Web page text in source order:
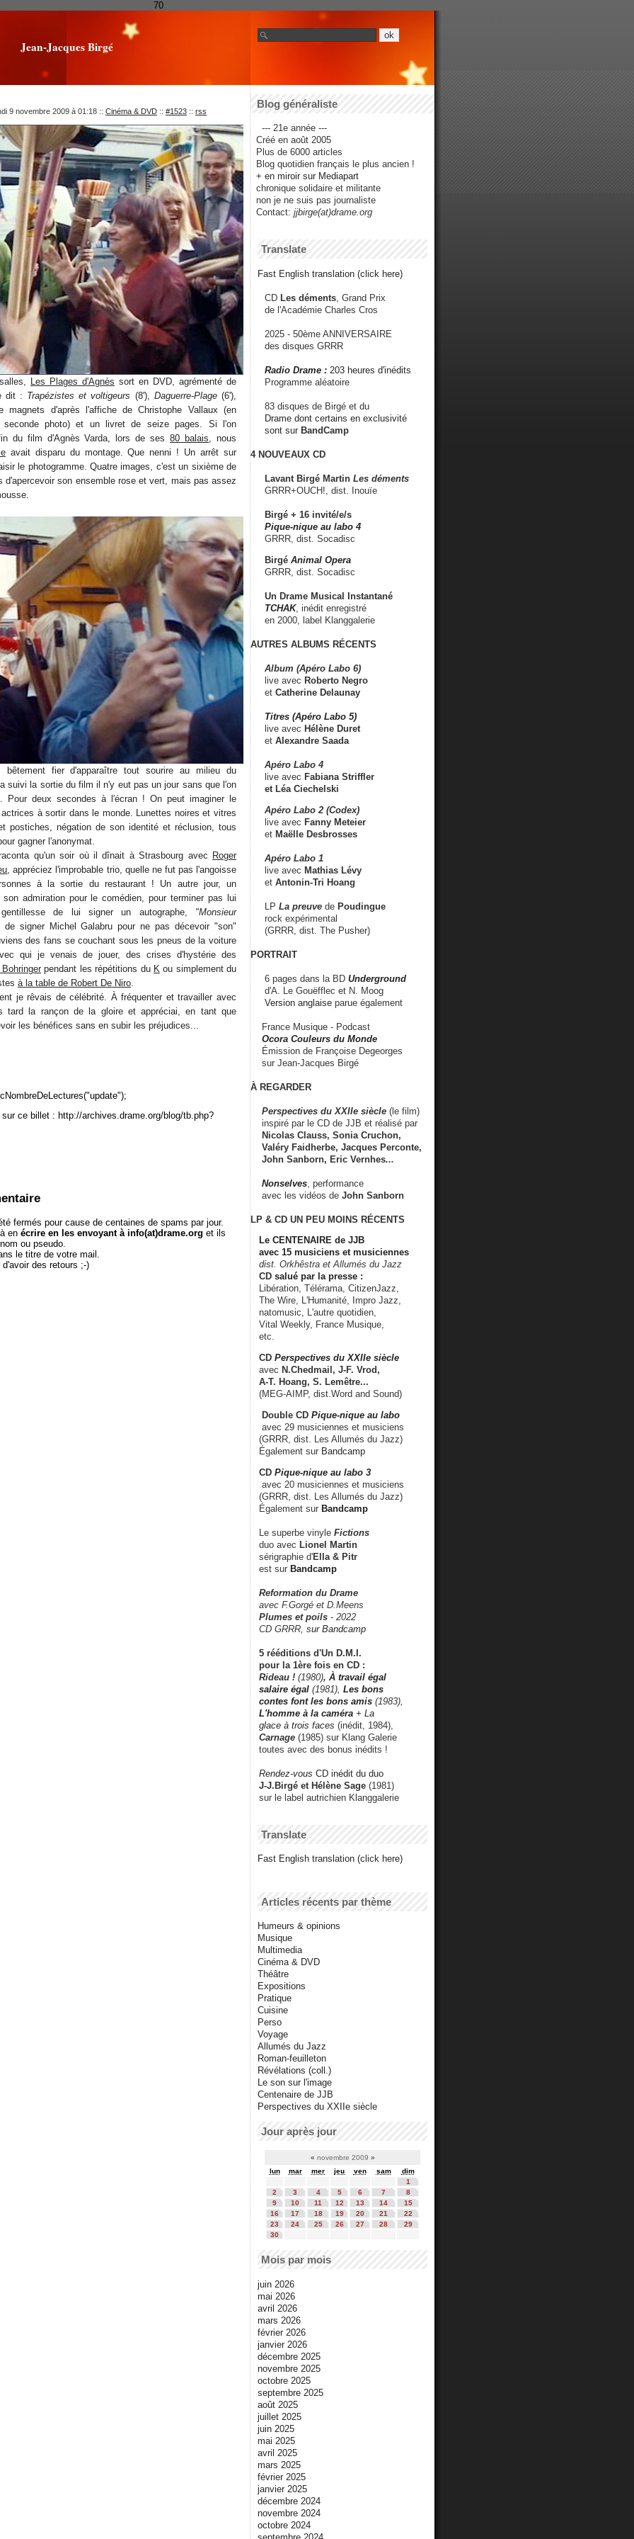
70
Jean-Jacques Birgé
9 novembre 2009 à 01:18 :: Cinéma & DVD :: #1523 :: rss
Les Plages d'Agnès sort en DVD, agrémenté de
dit : Trapézistes et voltigeurs (8'), Daguerre-Plage(6'),
magnets d'après l'affiche de Christophe Vallaux (en
photo) et un livret de seize pages. Si l'on
du film d'Agnès Varda, lors de ses80 balais , nous
avait disparu du montage. Que nenni ! Un arrêt sur
le photogramme. Quatre images, c'est un sixième de
d'apercevoir son ensemble rose et vert, mais pas assez
fier d'apparaître tout sourire au milieu du
suivi la sortie du film il n'y eut pas un jour sans que l'on
Pour deux secondes à l'écran ! On peut imaginer le
à sortir dans le monde. Lunettes noires et vitres
postiches, négation de son identité et réclusion, tous
gagner l'anonymat.
qu'un soir où il dînait à Strasbourg avec Roger
, appréciez l'improbable trio, quelle ne fut pas l'angoisse
à la sortie du restaurant ! Un autre jour, un
admiration pour le comédien, pour terminer pas lui
de lui signer un autographe, "Monsieur
de signer Michel Galabru pour ne pas décevoir "son"
des fans se couchant sous les pneus de la voiture
qui je venais de jouer, des crises d'hystérie des
Bohringer pendant les répétitions du K ou simplement du
à la table de Robert De Niro
je rêvais de célébrité. À fréquenter et travailler avec
tard la rançon de la gloire et appréciai, en tant que
les bénéfices sans en subir les préjudices...
ce billet : http://archives.drame.org/blog/tb.php?
fermés pour cause de centaines de spams par jour.
en écrire en les envoyant à info(at)drame.org et ils
ou pseudo.
le titre de votre mail.
des retours ;-)
Blog généraliste
--- 21e année ---
Créé en août 2005
Plus de 6000 articles
Blog quotidien français le plus ancien !
+ en miroir sur Mediapart
chronique solidaire et militante
non je ne suis pas journaliste
Contact: jjbirge(at)drame.org
Translate
Fast English translation (click here)
CD Les déments , Grand Prix
de l'Académie Charles Cros
2025 - 50ème ANNIVERSAIRE
des disques GRRR
Radio Drame : 203 heures d'inédits
Programme aléatoire
83 disques de Birgé et du
Drame dont certains en exclusivité
sont sur BandCamp
4 NOUVEAUX CD
Lavant Birgé Martin Les déments
GRRR+OUCH!, dist. Inouïe
Birgé + 16 invité/e/s
Pique-nique au labo 4
GRRR, dist. Socadisc
Birgé Animal Opera
GRRR, dist. Socadisc
Un Drame Musical Instantané
TCHAK, inédit enregistré
en 2000, label Klanggalerie
AUTRES ALBUMS RÉCENTS
Album (Apéro Labo 6)
live avec Roberto Negro
et Catherine Delaunay
Titres (Apéro Labo 5)
live avec Hélène Duret
et Alexandre Saada
Apéro Labo 4
live avec Fabiana Striffler
et Léa Ciechelski
Apéro Labo 2 (Codex)
live avec Fanny Meteier
et Maëlle Desbrosses
Apéro Labo 1
live avec Mathias Lévy
et Antonin-Tri Hoang
LP La preuve de Poudingue
rock expérimental
(GRRR, dist. The Pusher)
PORTRAIT
6 pages dans la BD Underground
d'A. Le Gouëfflec et N. Moog
Version anglaise parue également
France Musique - Podcast
Ocora Couleurs du Monde
Émission de Françoise Degeorges
sur Jean-Jacques Birgé
À REGARDER
Perspectives du XXIIe siècle (le film)
inspiré par le CD de JJB et réalisé par
Nicolas Clauss, Sonia Cruchon,
Valéry Faidherbe, Jacques Perconte,
John Sanborn, Eric Vernhes...
Nonselves , performance
avec les vidéos de John Sanborn
LP & CD UN PEU MOINS RÉCENTS
Le CENTENAIRE de JJB
avec 15 musiciens et musiciennes
dist. Orkhêstra et Allumés du Jazz
CD salué par la presse :
Libération, Télérama, CitizenJazz,
The Wire, L'Humanité, Impro Jazz,
natomusic, L'autre quotidien,
Vital Weekly, France Musique,
etc.
CD Perspectives du XXIIe siècle
avec N.Chedmail, J-F. Vrod,
A-T. Hoang, S. Lemêtre...
(MEG-AIMP, dist.Word and Sound)
Double CD Pique-nique au labo
avec 29 musiciennes et musiciens
(GRRR, dist. Les Allumés du Jazz)
Également sur Bandcamp
CD Pique-nique au labo 3
avec 20 musiciennes et musiciens
(GRRR, dist. Les Allumés du Jazz)
Également sur Bandcamp
Le superbe vinyle Fictions
duo avec Lionel Martin
sérigraphie d'Ella & Pitr
est sur Bandcamp
Reformation du Drame
avec F.Gorgé et D.Meens
Plumes et poils - 2022
CD GRRR, sur Bandcamp
5 rééditions d'Un D.M.I.
pour la 1ère fois en CD :
Rideau ! (1980), À travail égal
salaire égal (1981), Les bons
contes font les bons amis (1983),
L'homme à la caméra + La
glace à trois faces (inédit, 1984),
Carnage (1985) sur Klang Galerie
toutes avec des bonus inédits !
Rendez-vous CD inédit du duo
J-J.Birgé et Hélène Sage (1981)
sur le label autrichien Klanggalerie
Translate
Fast English translation (click here)
Articles récents par thème
Humeurs & opinions
Musique
Multimedia
Cinéma & DVD
Théâtre
Expositions
Pratique
Cuisine
Perso
Voyage
Allumés du Jazz
Roman-feuilleton
Révélations (coll.)
Le son sur l'image
Centenaire de JJB
Perspectives du XXIIe siècle
Jour après jour
« novembre 2009 »
lun
mar mer jeu ven sam
dim
1
2
3 4 5 6 7
8
9
10 11 12 13 14
15
16
17 18 19 20 21
22
23
24 25 26 27 28
29
30
Mois par mois
juin 2026
mai 2026
avril 2026
mars 2026
février 2026
janvier 2026
décembre 2025
novembre 2025
octobre 2025
septembre 2025
août 2025
juillet 2025
juin 2025
mai 2025
avril 2025
mars 2025
février 2025
janvier 2025
décembre 2024
novembre 2024
octobre 2024